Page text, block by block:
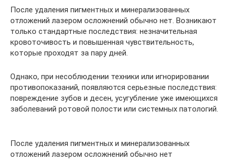
После удаления пигментных и минерализованных
отложений лазером осложнений обычно нет. Возникают
только стандартные последствия: незначительная
кровоточивость и повышенная чувствительность,
которые проходят за пару дней.
Однако, при несоблюдении техники или игнорировании
противопоказаний, появляются серьезные последствия:
повреждение зубов и десен, усугубление уже имеющихся
заболеваний ротовой полости или системных патологий.
После удаления пигментных и минерализованных
отложений лазером осложнений обычно нет